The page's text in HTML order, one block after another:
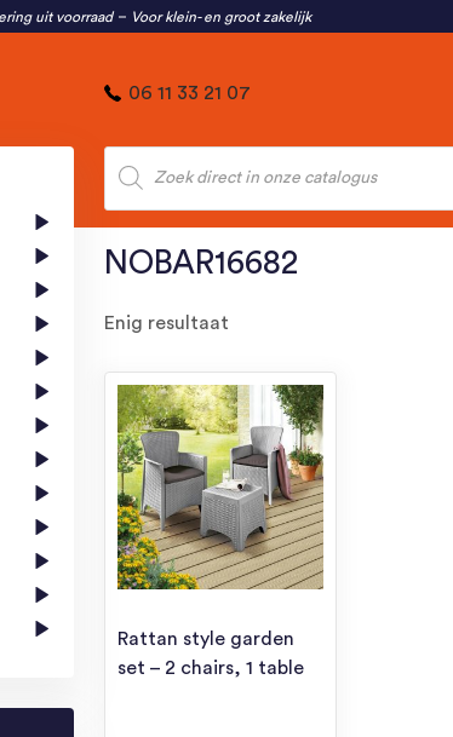
uit voorraad Voor klein- en groot zakelijk
06 11 33 21 07
Producten
zoeken
NOBAR16682
Enig resultaat
Rattan style garden
set – 2 chairs, 1 table